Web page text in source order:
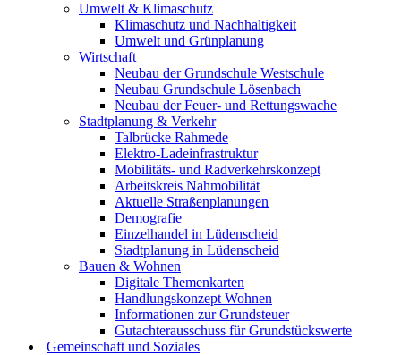
Umwelt & Klimaschutz
Klimaschutz und Nachhaltigkeit
Umwelt und Grünplanung
Wirtschaft
Neubau der Grundschule Westschule
Neubau Grundschule Lösenbach
Neubau der Feuer- und Rettungswache
Stadtplanung & Verkehr
Talbrücke Rahmede
Elektro-Ladeinfrastruktur
Mobilitäts- und Radverkehrskonzept
Arbeitskreis Nahmobilität
Aktuelle Straßenplanungen
Demografie
Einzelhandel in Lüdenscheid
Stadtplanung in Lüdenscheid
Bauen & Wohnen
Digitale Themenkarten
Handlungskonzept Wohnen
Informationen zur Grundsteuer
Gutachterausschuss für Grundstückswerte
Gemeinschaft und Soziales